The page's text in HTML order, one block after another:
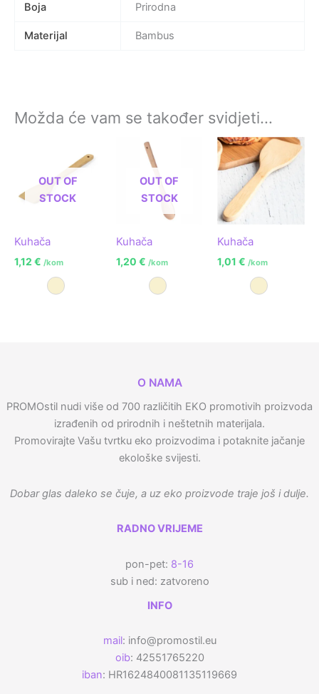
Boja Prirodna
Materijal Bambus
Možda će vam se također svidjeti…
OUT OF
STOCK
Kuhača
1,12 € /kom
Prirodna
OUT OF
STOCK
Kuhača
1,20 € /kom
Prirodna
Kuhača
1,01€ /kom
Prirodna
O NAMA
PROMOstil nudi više od 700 različitih EKO promotivih proizvoda
izrađenih od prirodnih i neštetnih materijala.
Promovirajte Vašu tvrtku eko proizvodima i potaknite jačanje
ekološke svijesti.
Dobar glas daleko se čuje, a uz eko proizvode traje još i dulje.
RADNO VRIJEME
pon-pet: 8-16
sub i ned: zatvoreno
INFO
mail: info@promostil.eu
oib: 42551765220
iban: HR1624840081135119669